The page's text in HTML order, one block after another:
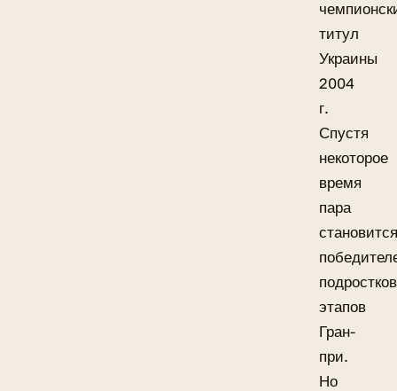
титул
Украины
2004
г.
Спустя
некоторое
время
пара
становится
этапов
Гран-
при.
Но